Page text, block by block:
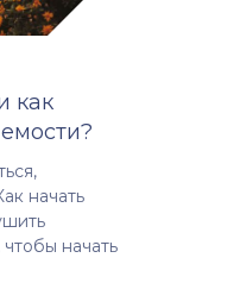
как
начать
начать